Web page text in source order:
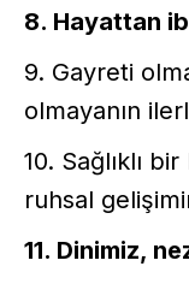
8. Hayattan
9. Gayreti
olmayanın
10. Sağlıklı
ruhsal
11. Dinimiz,